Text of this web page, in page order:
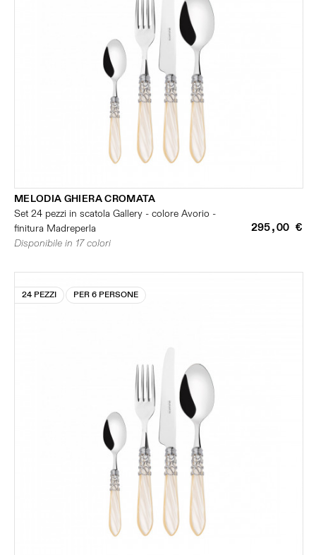
MELODIA GHIERA CROMATA
Set 24 pezzi in scatola Gallery - colore Avorio -
finitura Madreperla
295,00 €
Disponibile in 17 colori
24 PEZZI PER 6 PERSONE